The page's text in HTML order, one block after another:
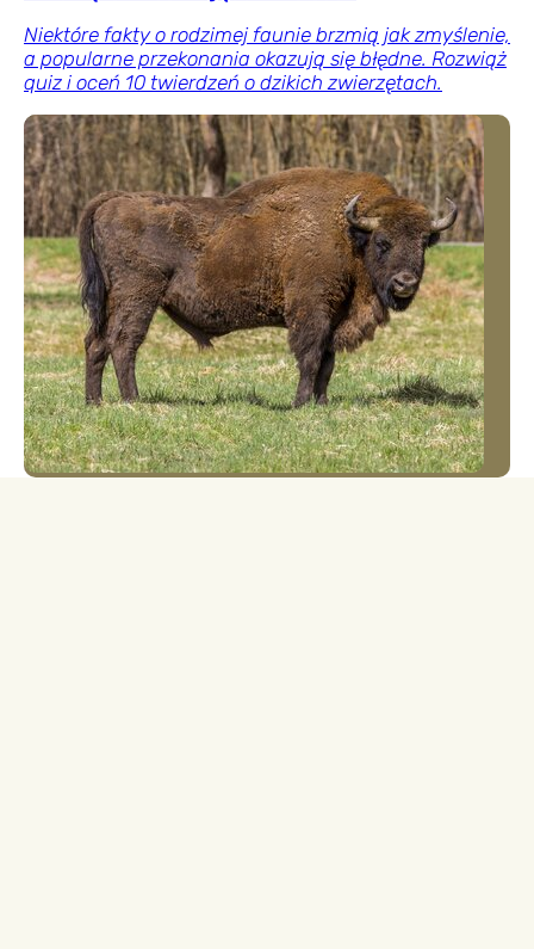
Niektóre fakty o rodzimej faunie brzmią jak zmyślenie,
a popularne przekonania okazują się błędne. Rozwiąż
quiz i oceń 10 twierdzeń o dzikich zwierzętach.